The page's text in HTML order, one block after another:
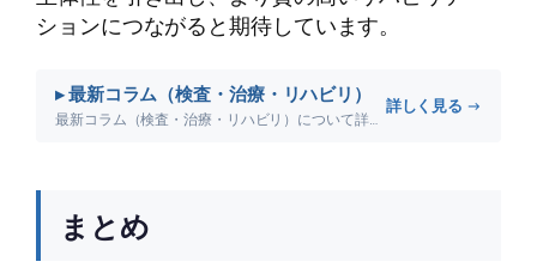
ションにつながると期待しています。
▸ 最新コラム（検査・治療・リハビリ）
最新コラム（検査・治療・リハビリ）について詳しく解説します。
詳しく見る →
まとめ